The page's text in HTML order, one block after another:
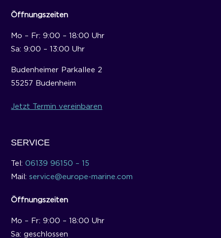
Öffnungszeiten
Mo – Fr: 9:00 – 18:00 Uhr
Sa: 9:00 – 13:00 Uhr
Budenheimer Parkallee 2
55257 Budenheim
Jetzt Termin vereinbaren
SERVICE
Tel:06139 96150 – 15
Mail:service@europe-marine.com
Öffnungszeiten
Mo – Fr: 9:00 – 18:00 Uhr
Sa: geschlossen